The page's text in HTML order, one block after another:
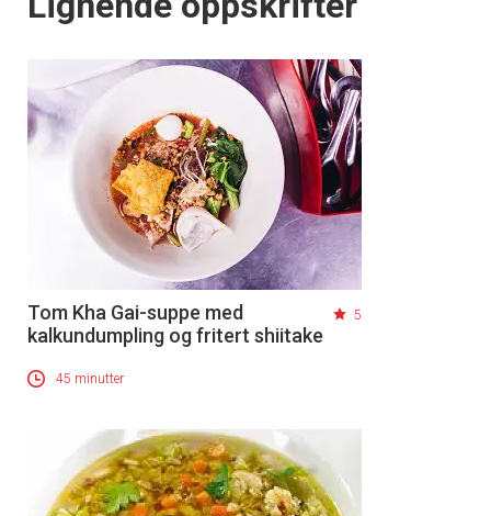
Tom Kha Gai-suppe med
kalkundumpling og fritert shiitake
5
45 minutter